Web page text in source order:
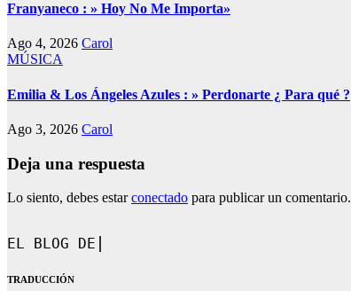
Franyaneco : » Hoy No Me Importa»
Ago 4, 2026 Carol
MÚSICA
Emilia & Los Ángeles Azules : » Perdonarte ¿ Para qué ?
Ago 3, 2026 Carol
Deja una respuesta
Lo siento, debes estarconectado para publicar un comentario.
EL BLOG DE CAROL.
TRADUCCIÓN